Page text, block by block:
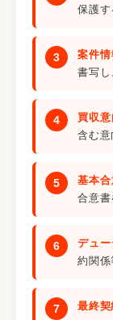
保護す
案件
書写し
買収意
含む意
基本
合意書
デュ
約関係
最終契